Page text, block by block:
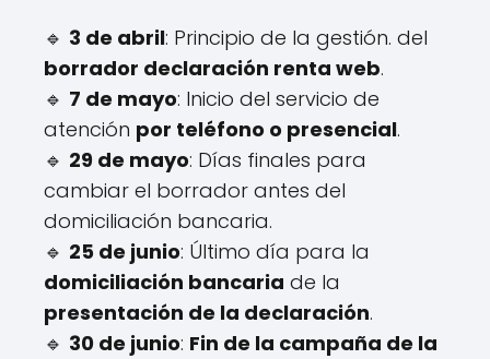
🔹 3 de abril: Principio de la gestión. del
borrador declaración renta web.
🔹 7 de mayo: Inicio del servicio de
atención por teléfono o presencial.
🔹 29 de mayo: Días finales para
cambiar el borrador antes del
domiciliación bancaria.
🔹 25 de junio: Último día para la
domiciliación bancaria de la
presentación de la declaración.
🔹 30 de junio: Fin de la campaña de la